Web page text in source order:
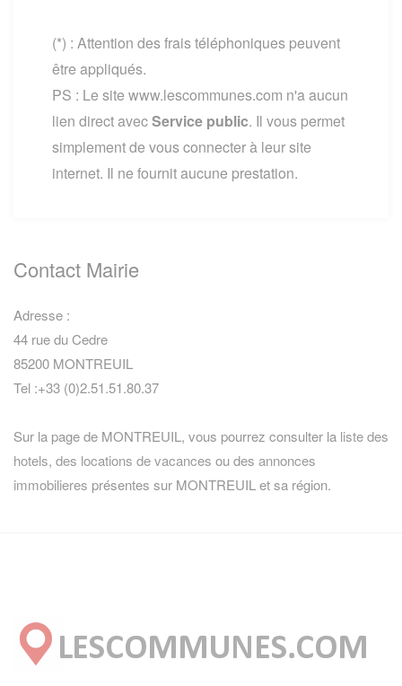
(*) : Attention des frais téléphoniques peuvent
être appliqués.
PS : Le site www.lescommunes.com n'a aucun
lien direct avecService public. Il vous permet
simplement de vous connecter à leur site
internet. Il ne fournit aucune prestation.
Contact Mairie
Adresse :
44 rue du Cedre
85200 MONTREUIL
Tel :+33 (0)2.51.51.80.37
Sur la page de MONTREUIL, vous pourrez consulter la liste des
hotels, des locations de vacances ou des annonces
immobilieres présentes sur MONTREUIL et sa région.